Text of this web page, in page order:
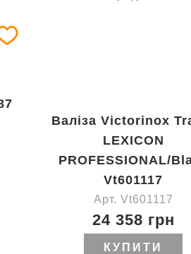
Валіза Victorinox
LEXICON
PROFESSIONAL/
Vt601117
Арт. Vt601117
24 358 грн
КУПИТИ